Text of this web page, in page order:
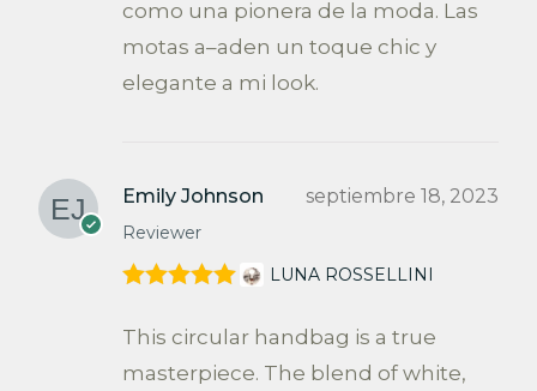
como una pionera de la moda. Las
motas a–aden un toque chic y
elegante a mi look.
Emily Johnson
Reviewer
septiembre 18, 2023
5de 5
LUNA ROSSELLINI
This circular handbag is a true
masterpiece. The blend of white,